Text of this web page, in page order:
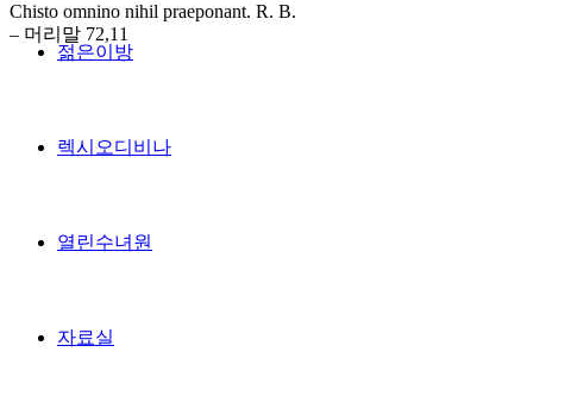
젊은이방
렉시오디비나
열린수녀원
자료실
Chisto omnino nihil praeponant. R. B.
– 머리말 72,11